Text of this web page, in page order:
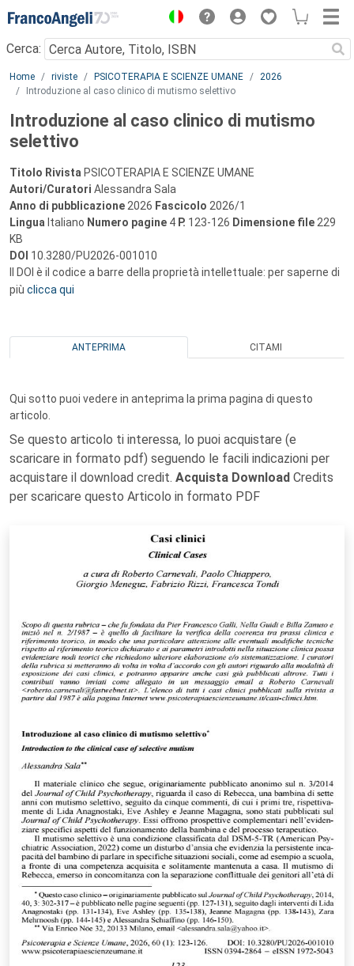
Menu
Cerca:
Main content
Home riviste PSICOTERAPIA E SCIENZE UMANE
2026
Introduzione al caso clinico di mutismo selettivo
Introduzione al caso clinico di mutismo
selettivo
Titolo Rivista PSICOTERAPIA E SCIENZE UMANE
Autori/Curatori Alessandra Sala
Anno di pubblicazione 2026 Fascicolo 2026/1
Lingua Italiano Numero pagine 4 P. 123-126 Dimensione file 229
KB
DOI 10.3280/PU2026-001010
Il DOI è il codice a barre della proprietà intellettuale: per saperne di
più clicca qui
ANTEPRIMA CITAMI
Qui sotto puoi vedere in anteprima la prima pagina di questo
articolo.
Se questo articolo ti interessa, lo puoi acquistare (e
scaricare in formato pdf) seguendo le facili indicazioni per
acquistare il download credit. Acquista Download Credits
per scaricare questo Articolo in formato PDF